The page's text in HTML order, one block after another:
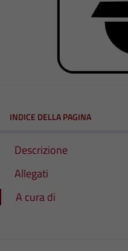
INDICE DELLA PAGINA
Descrizione
Allegati
A cura di